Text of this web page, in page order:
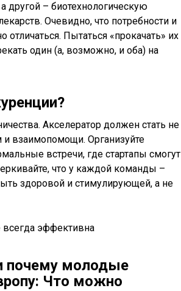
другой – биотехнологическую
Очевидно, что потребности и
отличаться. Пытаться «прокачать» их
один (а, возможно, и оба) на
Акселератор должен стать не
взаимопомощи. Организуйте
встречи, где стартапы смогут
что у каждой команды –
здоровой и стимулирующей, а не
почему молодые
Что можно